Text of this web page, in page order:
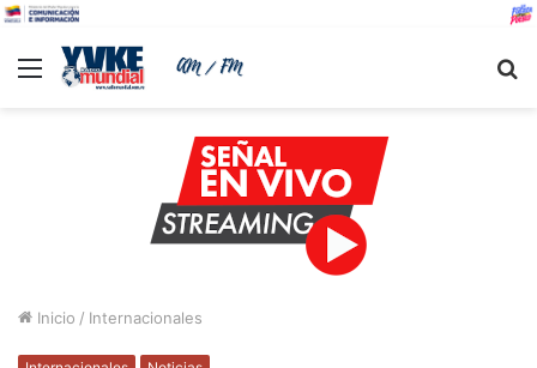
Menu
Inicio / Internacionales